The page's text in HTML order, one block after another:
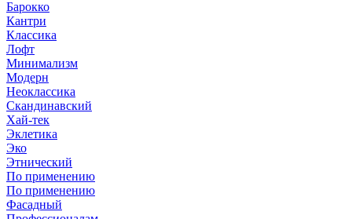
Барокко
Кантри
Классика
Лофт
Минимализм
Модерн
Неоклассика
Скандинавский
Хай-тек
Эклетика
Эко
Этнический
По применению
По применению
Фасадный